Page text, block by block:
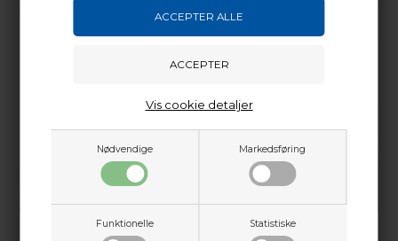
Nødvendige Markedsføring
Funktionelle Statistiske
Vis cookie detaljer